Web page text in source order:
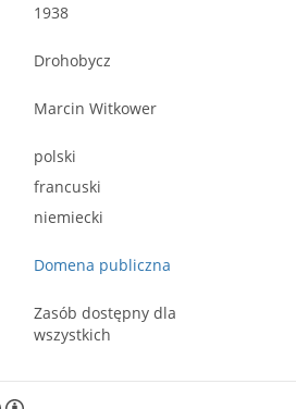
1938
Drohobycz
Marcin Witkower
polski
francuski
niemiecki
Domena publiczna
Zasób dostępny dla
wszystkich